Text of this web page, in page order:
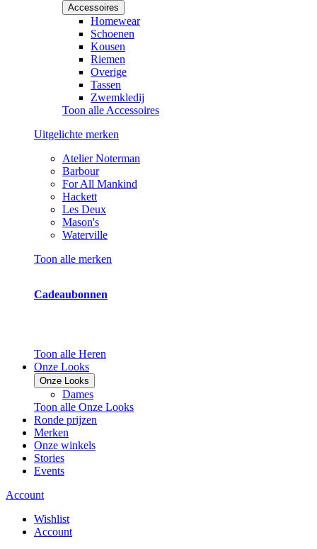
Accessoires
Homewear
Schoenen
Kousen
Riemen
Overige
Tassen
Zwemkledij
Toon alle Accessoires
Uitgelichte merken
Atelier Noterman
Barbour
For All Mankind
Hackett
Les Deux
Mason's
Waterville
Toon alle merken
Cadeaubonnen
Toon alle Heren
Onze Looks
Onze Looks
Dames
Toon alle Onze Looks
Ronde prijzen
Merken
Onze winkels
Stories
Events
Account
Wishlist
Account